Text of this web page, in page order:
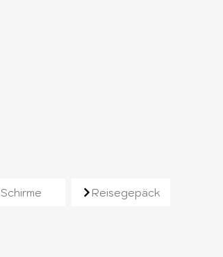
Schirme Reisegepäck